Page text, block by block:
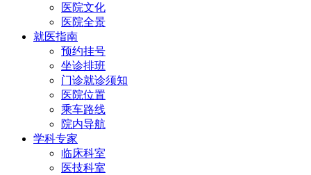
医院文化
医院全景
就医指南
预约挂号
坐诊排班
门诊就诊须知
医院位置
乘车路线
院内导航
学科专家
临床科室
医技科室